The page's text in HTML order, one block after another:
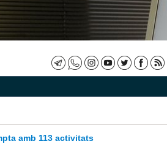
amb 113 activitats